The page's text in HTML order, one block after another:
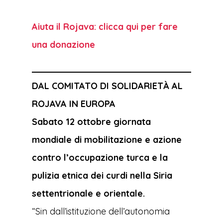
Aiuta il Rojava: clicca qui per fare
una donazione
DAL COMITATO DI SOLIDARIETÀ AL
ROJAVA IN EUROPA
Sabato 12 ottobre giornata
mondiale di mobilitazione e azione
contro l’occupazione turca e la
pulizia etnica dei curdi nella Siria
settentrionale e orientale.
“Sin dall’istituzione dell’autonomia